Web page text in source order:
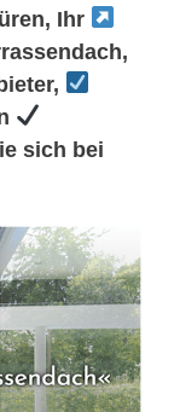
Ihr
sich bei